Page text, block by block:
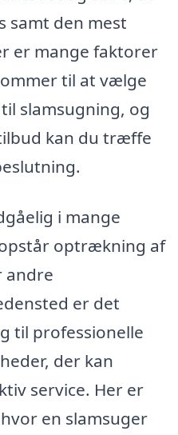
samt den mest
er mange faktorer
til at vælge
slamsugning, og
kan du træffe
i mange
optrækning af
andre
er det
til professionelle
der kan
service. Her er
en slamsuger